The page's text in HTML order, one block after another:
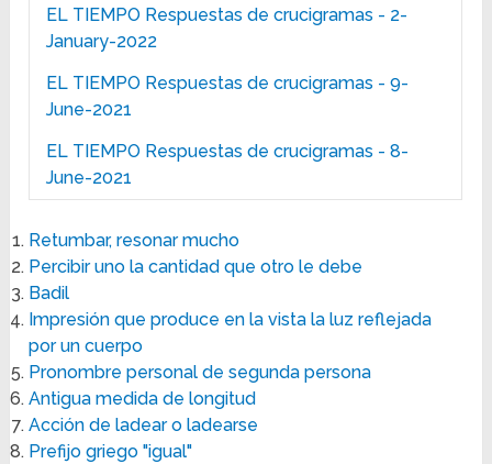
EL TIEMPO Respuestas de crucigramas - 2-
January-2022
EL TIEMPO Respuestas de crucigramas - 9-
June-2021
EL TIEMPO Respuestas de crucigramas - 8-
June-2021
Retumbar, resonar mucho
Percibir uno la cantidad que otro le debe
Badil
Impresión que produce en la vista la luz reflejada
por un cuerpo
Pronombre personal de segunda persona
Antigua medida de longitud
Acción de ladear o ladearse
Prefijo griego "igual"